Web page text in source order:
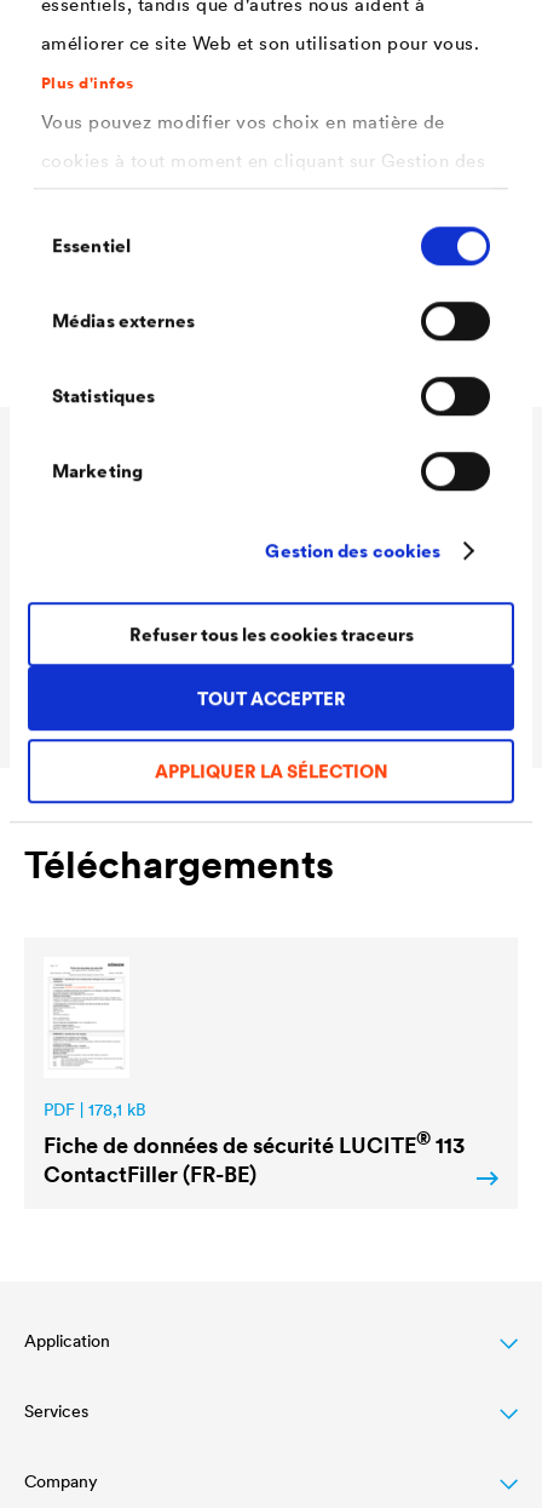
améliorer ce site Web et son utilisation pour vous.
Plus d'infos
Vous pouvez modifier vos choix en matière de
cookies à tout moment en cliquant sur Gestion des
informations dans notre
politique de confidentialité
Sélectionnez les cookies que vous souhaitez
duEssentiel
Médias externes
Statistiques
Marketing
Gestion des cookies
TOUT ACCEPTER
APPLIQUER LA SÉLECTION
Refuser tous les cookies traceurs
Caractéristiques
Très bon pouvoir garnissant et couvrant
Application aisée
Grande stabilité et très bonne résistance
Faible odeur
Données techniques
Conditionnements
1,0 L / 2,5 L
Téléchargements
PDF | 178,1 kB
Fiche de données de sécurité LUCITE® 113
ContactFiller (FR-BE)
Application
Wood varnish
Agriculture
Services
Téléchargements
Company